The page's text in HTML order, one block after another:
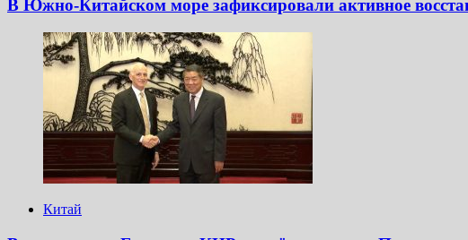
В Южно-Китайском море зафиксировали активное
Китай